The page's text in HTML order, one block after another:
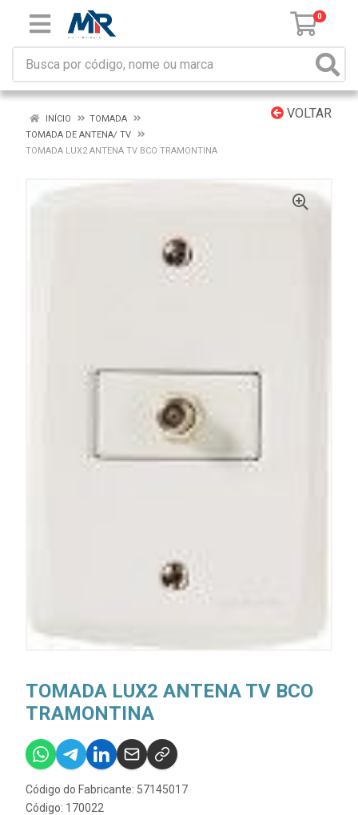
0
VOLTAR
INÍCIO
TOMADA
TOMADA DE ANTENA/ TV
TOMADA LUX2 ANTENA TV BCO TRAMONTINA
TOMADA LUX2 ANTENA TV BCO
TRAMONTINA
Código do Fabricante: 57145017
Código: 170022